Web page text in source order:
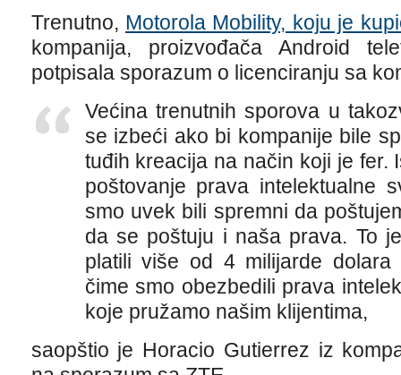
Trenutno, Motorola Mobility, koju je
kompanija, proizvođača Android
potpisala sporazum o licenciranju sa
Većina trenutnih sporova u
se izbeći ako bi kompanije bile
tuđih kreacija na način koji je fer.
poštovanje prava intelektualne
smo uvek bili spremni da
da se poštuju i naša prava. To
platili više od 4 milijarde
čime smo obezbedili prava
koje pružamo našim klijentima,
saopštio je Horacio Gutierrez iz